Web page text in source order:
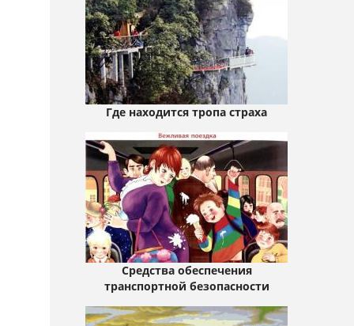
Где находится тропа страха
Средства обеспечения
транспортной безопасности